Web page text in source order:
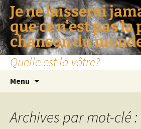
Je ne laisserai
que ce n'est pas la
chanson du
Quelle est la vôtre?
Menu
Archives par mot-clé :